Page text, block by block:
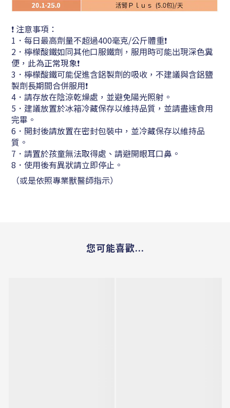
❗ 注意事項：
1． 每日最高劑量不超過400毫克/公斤體重❗
2． 檸檬酸鐵如同其他口服鐵劑，服用時可能出現深色糞
便，此為正常現象❗
3． 檸檬酸鐵可能促進含鋁製劑的吸收，不建議與含鋁鹽
製劑長期間合併服用❗
4．請存放在陰涼乾燥處，並避免陽光照射。
5．建議放置於冰箱冷藏保存以維持品質，並請盡速食用
完畢。
6．開封後請放置在密封包裝中，並冷藏保存以維持品
質。
7．請置於孩童無法取得處、請避開眼耳口鼻。
8 ．使用後有異狀請立即停止。
（或是依照專業獸醫師指示）
您可能喜歡...